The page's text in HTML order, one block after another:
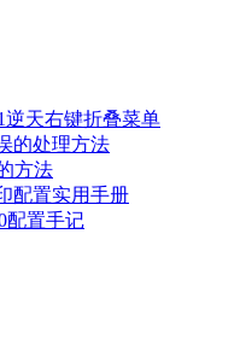
逆天右键折叠菜单
的处理方法
方法
配置实用手册
配置手记